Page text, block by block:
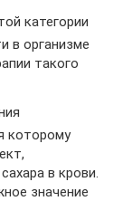
категории
в организме
такого
которому
в крови.
значение